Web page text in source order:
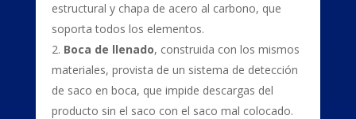
estructural y chapa de acero al carbono, que
soporta todos los elementos.
Boca de llenado, construida con los mismos
materiales, provista de un sistema de detección
de saco en boca, que impide descargas del
producto sin el saco con el saco mal colocado.